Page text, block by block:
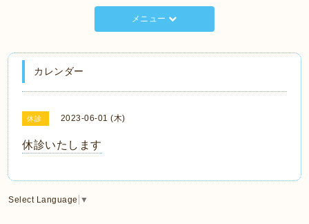
メニュー
カレンダー
休診 2023-06-01 (木)
休診いたします
Select Language ▼